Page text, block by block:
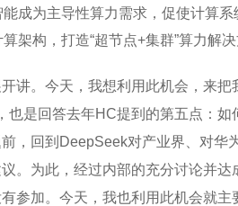
成为主导性算力需求，促使计算系
架构，打造“超节点+集群”算力解
讲。今天，我想利用此机会，来
，也是回答去年HC提到的第五点：
，回到DeepSeek对产业界、对华
。为此，经过内部的充分讨论并
参加。今天，我也利用此机会就主